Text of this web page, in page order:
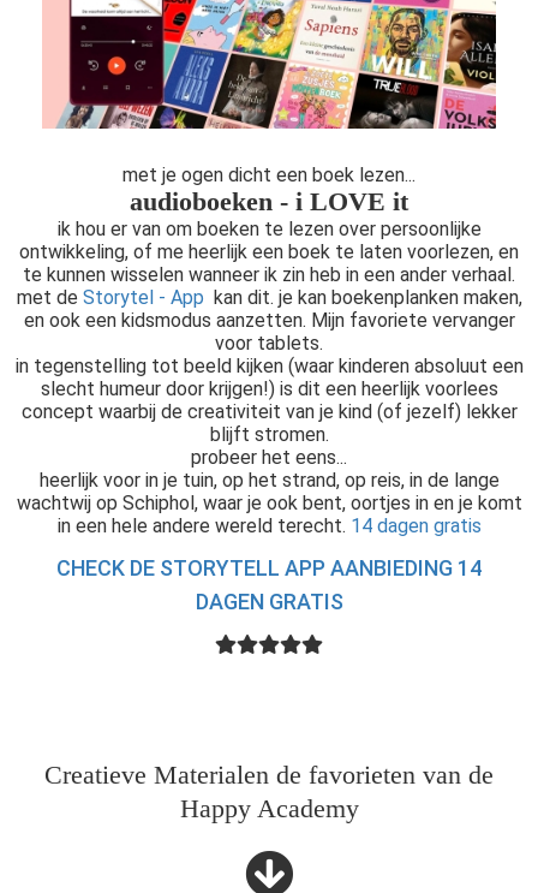
met je ogen dicht een boek lezen...
audioboeken - i LOVE it
ik hou er van om boeken te lezen over persoonlijke
ontwikkeling, of me heerlijk een boek te laten voorlezen, en
te kunnen wisselen wanneer ik zin heb in een ander verhaal.
met de Storytel - App kan dit. je kan boekenplanken maken,
en ook een kidsmodus aanzetten. Mijn favoriete vervanger
voor tablets.
in tegenstelling tot beeld kijken (waar kinderen absoluut een
slecht humeur door krijgen!) is dit een heerlijk voorlees
concept waarbij de creativiteit van je kind (of jezelf) lekker
blijft stromen.
probeer het eens...
heerlijk voor in je tuin, op het strand, op reis, in de lange
wachtwij op Schiphol, waar je ook bent, oortjes in en je komt
in een hele andere wereld terecht. 14 dagen gratis
CHECK DE STORYTELL APP AANBIEDING 14
DAGEN GRATIS
Creatieve Materialen de favorieten van de
Happy Academy